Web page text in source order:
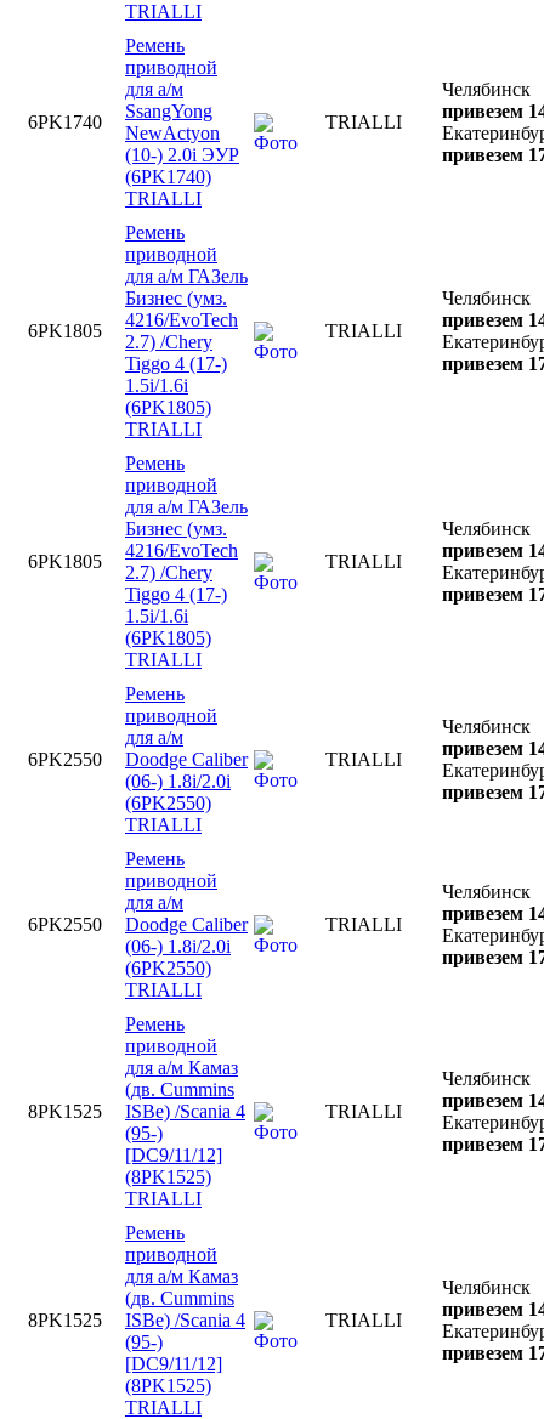
TRIALLI
6PK1740
Ремень
приводной
для а/м
SsangYong
NewActyon
(10-) 2.0i ЭУР
(6PK1740)
TRIALLI
TRIALLI
Челябинск
привезем
привезем
6PK1805
Ремень
приводной
для а/м ГАЗель
Бизнес (умз.
4216/EvoTech
2.7) /Chery
Tiggo 4 (17-)
1.5i/1.6i
(6PK1805)
TRIALLI
TRIALLI
Челябинск
привезем
привезем
6PK1805
Ремень
приводной
для а/м ГАЗель
Бизнес (умз.
4216/EvoTech
2.7) /Chery
Tiggo 4 (17-)
1.5i/1.6i
(6PK1805)
TRIALLI
TRIALLI
Челябинск
привезем
привезем
6PK2550
Ремень
приводной
для а/м
Doodge Caliber
(06-) 1.8i/2.0i
(6PK2550)
TRIALLI
TRIALLI
Челябинск
привезем
привезем
6PK2550
Ремень
приводной
для а/м
Doodge Caliber
(06-) 1.8i/2.0i
(6PK2550)
TRIALLI
TRIALLI
Челябинск
привезем
привезем
8PK1525
Ремень
приводной
для а/м Камаз
(дв. Cummins
ISBe) /Scania 4
(95-)
[DC9/11/12]
(8PK1525)
TRIALLI
TRIALLI
Челябинск
привезем
привезем
8PK1525
Ремень
приводной
для а/м Камаз
(дв. Cummins
ISBe) /Scania 4
(95-)
[DC9/11/12]
(8PK1525)
TRIALLI
TRIALLI
Челябинск
привезем
привезем